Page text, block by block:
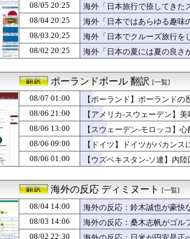
海外「ごはんは2回もあげたよね？なのに
1930年代の東京駅の写真（海外の反応）
海外「辞任しろ」FIFA会長に吹き荒れる逆
韓国警察がスターバックスコリアを家宅
【ジンバブエ】金持ちになる方法【ポーラ
【海外の反応】移民なしで少子化を解決
韓国人「日本の関東地方、天気の近況を見
08/05 20:25
海外「日本旅行で捺してきた
する海外の反応
08/04 20:25
海外「日本ではあらゆる趣味
反応
08/03 20:25
海外「日本でクルーズ旅行を
対する海外の反応
08/02 20:25 海外「日本の夏には夏の良さ
ポーランドボール 翻訳 [一覧]
08/07 01:00
【ポーランド】ポーランドの
08/06 21:00
【アメリカ-スウェーデン】
08/06 13:00
【スウェーデン-モロッコ】
08/06 09:00
【ドイツ】ドイツがバカンス
08/06 01:00
【ウズベキスタン-ソ連】内
海外の反応 ディミヌート [一覧]
08/04 14:00
海外の反応：鈴木誠也が豪快
ファン絶賛
08/03 14:06
海外の反応：桑木志帆がゴル
08/02 22:30